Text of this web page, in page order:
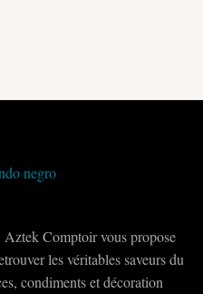
Comptoir vous propose
les véritables saveurs du
condiments et décoration